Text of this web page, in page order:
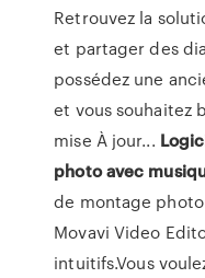
Retrouvez la
et partager des
possédez une
et vous souhaitez
mise À jour...
photo avec
de montage photo
Movavi Video
intuitifs.Vous